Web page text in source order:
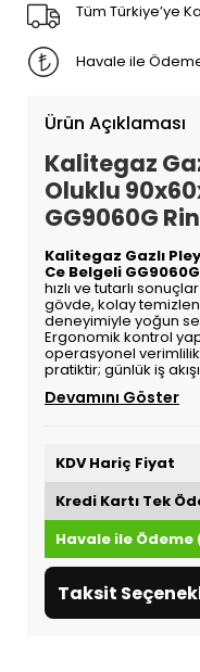
Tüm Türkiye’ye
Havale ile
Ürün Açıklaması
Kalitegaz
Oluklu
GG9060G
Kalitegaz Gazlı
Ce Belgeli
hızlı ve tutarlı
gövde, kolay
deneyimiyle yoğun
Ergonomik kontrol
operasyonel
pratiktir; günlük iş
Devamını Göster
KDV Hariç Fiyat
Kredi Kartı Tek
Havale ile Ödeme
Taksit